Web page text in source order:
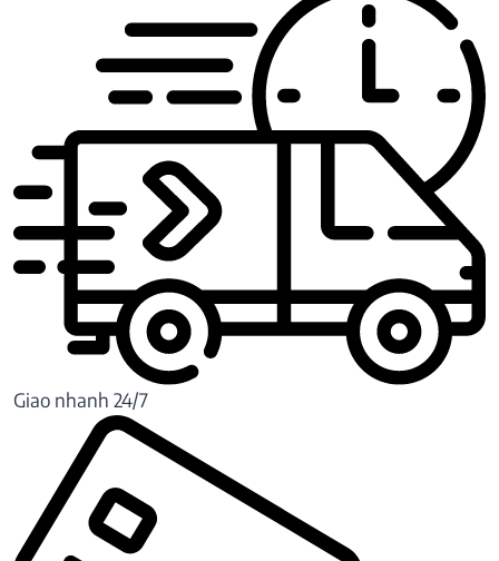
Giao nhanh 24/7